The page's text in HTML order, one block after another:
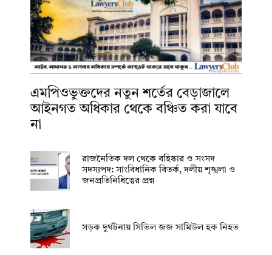
এমপিওভুক্তদের নতুন শর্তের বেড়াজালে
আইনগত অধিকার থেকে বঞ্চিত করা যাবে
না
রাজনৈতিক দল থেকে বহিষ্কার ও সংসদ
সদস্যপদ: সাংবিধানিক বিতর্ক, দলীয় শৃঙ্খলা ও
জনপ্রতিনিধিত্বের প্রশ্ন
সড়ক দুর্ঘটনায় সিভিল জজ সামিউল হক নিহত